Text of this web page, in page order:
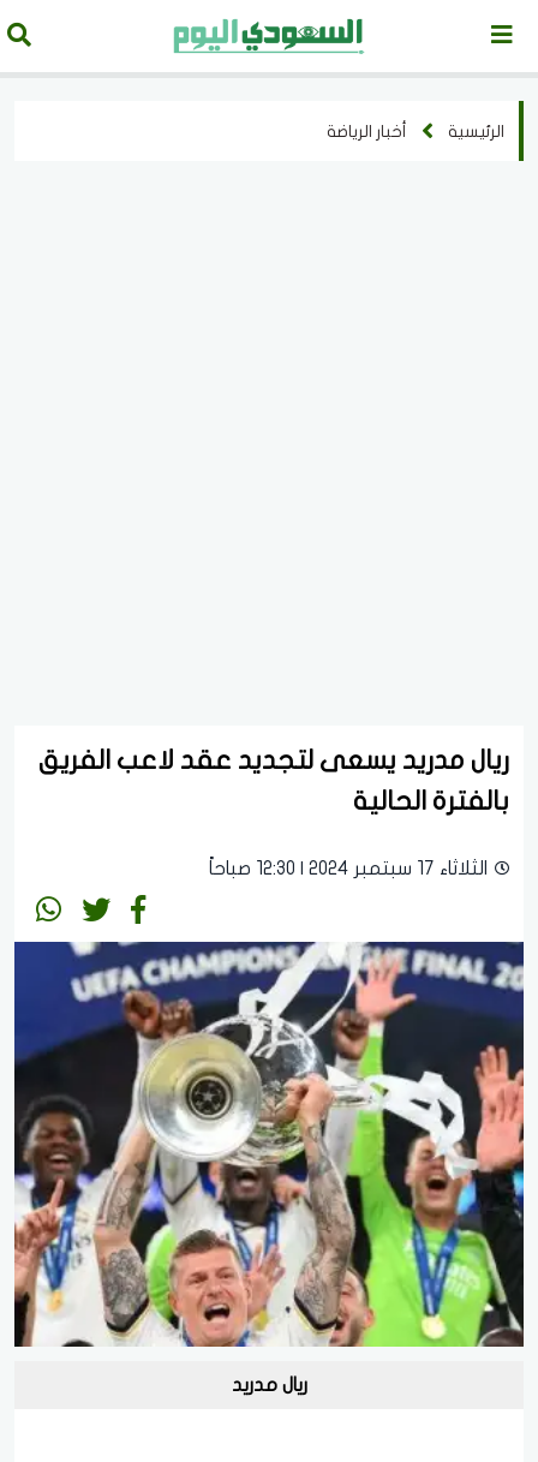
الرئيسية أخبار الرياضة
ريال مدريد يسعى لتجديد عقد لاعب الفريق
بالفترة الحالية
الثلاثاء 17 سبتمبر 2024 | 12:30 صباحاً
ريال مدريد